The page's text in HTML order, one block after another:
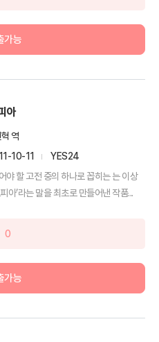
가능
아
역
10-11
YES24
야 할 고전 중의 하나로 꼽히는 는 이상
아’라는 말을 최초로 만들어낸 작품...
0
가능